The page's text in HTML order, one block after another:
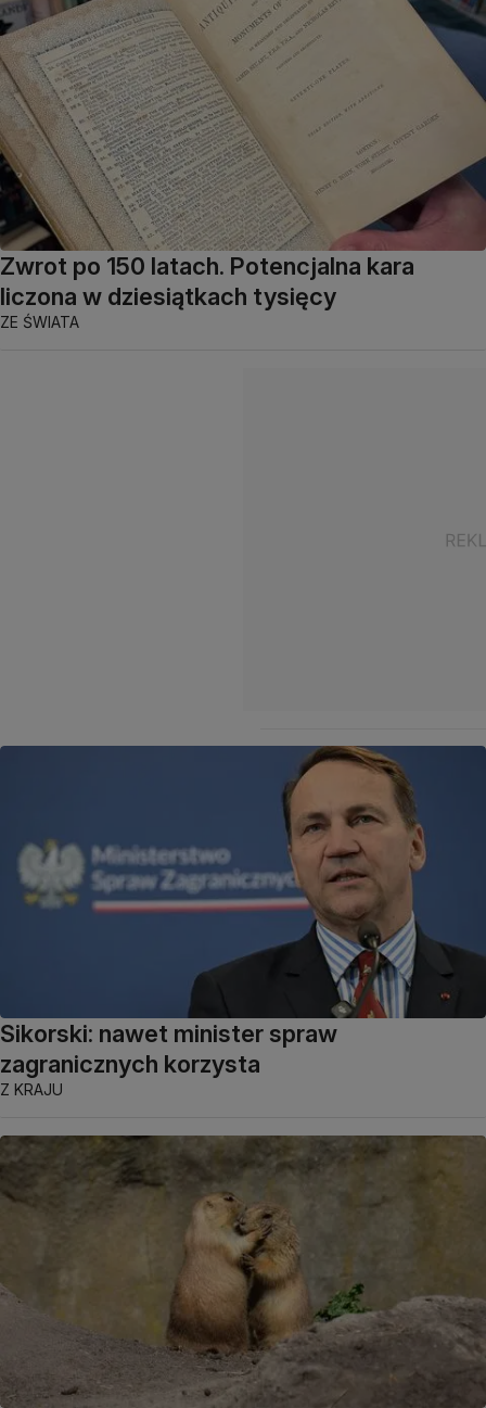
Zwrot po 150 latach. Potencjalna kara
liczona w dziesiątkach tysięcy
ZE ŚWIATA
Sikorski: nawet minister spraw
zagranicznych korzysta
Z KRAJU